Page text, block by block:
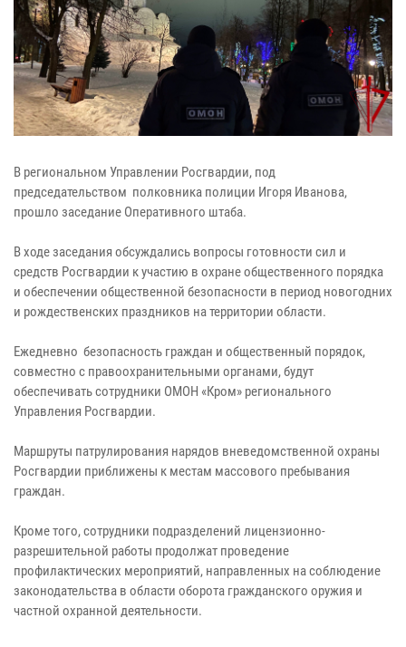
В региональном Управлении Росгвардии, под
председательством полковника полиции Игоря Иванова,
прошло заседание Оперативного штаба.
В ходе заседания обсуждались вопросы готовности сил и
средств Росгвардии к участию в охране общественного порядка
и обеспечении общественной безопасности в период новогодних
и рождественских праздников на территории области.
Ежедневно безопасность граждан и общественный порядок,
совместно с правоохранительными органами, будут
обеспечивать сотрудники ОМОН «Кром» регионального
Управления Росгвардии.
Маршруты патрулирования нарядов вневедомственной охраны
Росгвардии приближены к местам массового пребывания
граждан.
Кроме того, сотрудники подразделений лицензионно-
разрешительной работы продолжат проведение
профилактических мероприятий, направленных на соблюдение
законодательства в области оборота гражданского оружия и
частной охранной деятельности.